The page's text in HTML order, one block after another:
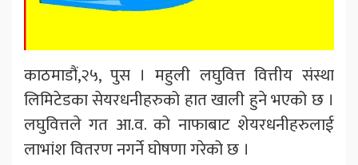
काठमाडौं,२५, पुस । महुली लघुवित्त वित्तीय संस्था
लिमिटेडका सेयरधनीहरुको हात खाली हुने भएको छ ।
लघुवित्तले गत आ.व. को नाफाबाट शेयरधनीहरुलाई
लाभांश वितरण नगर्ने घोषणा गरेको छ ।